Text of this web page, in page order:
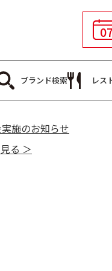
ブランド検索 レス
施のお知らせ
る ＞